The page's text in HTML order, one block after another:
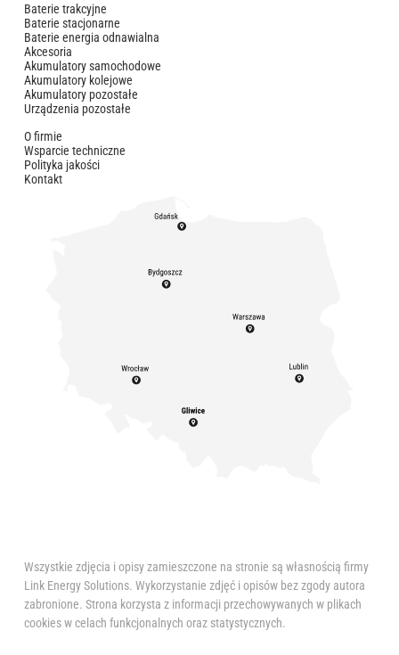
Baterie trakcyjne
Baterie stacjonarne
Baterie energia odnawialna
Akcesoria
Akumulatory samochodowe
Akumulatory kolejowe
Akumulatory pozostałe
Urządzenia pozostałe
O firmie
Wsparcie techniczne
Polityka jakości
Kontakt
Wszystkie zdjęcia i opisy zamieszczone na stronie są własnością firmy
Link Energy Solutions. Wykorzystanie zdjęć i opisów bez zgody autora
zabronione. Strona korzysta z informacji przechowywanych w plikach
cookies w celach funkcjonalnych oraz statystycznych.